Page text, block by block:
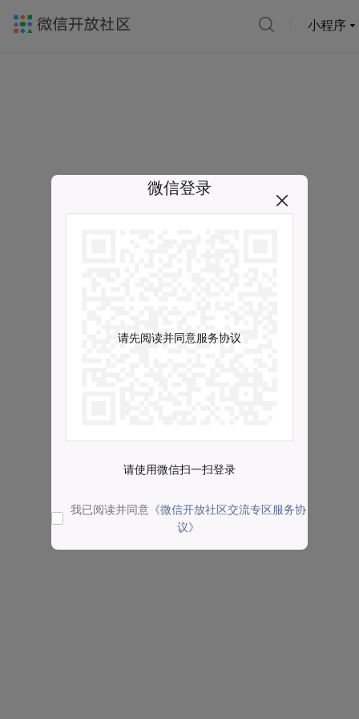
小程序
微信登录
请先阅读并同意服务协议
请使用微信扫一扫登录
我已阅读并同意 《微信开放社区交流专区服务协
议》